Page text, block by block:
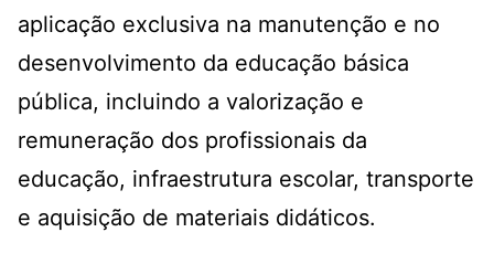
aplicação exclusiva na manutenção e no
desenvolvimento da educação básica
pública, incluindo a valorização e
remuneração dos profissionais da
educação, infraestrutura escolar, transporte
e aquisição de materiais didáticos.